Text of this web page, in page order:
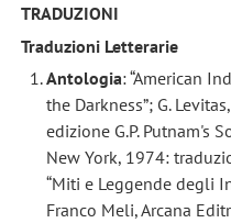
TRADUZIONI
Traduzioni Letterarie
Antologia: “American
the Darkness”; G.
edizione G.P. Putnam's
New York, 1974:
“Miti e Leggende degli
Franco Meli, Arcana